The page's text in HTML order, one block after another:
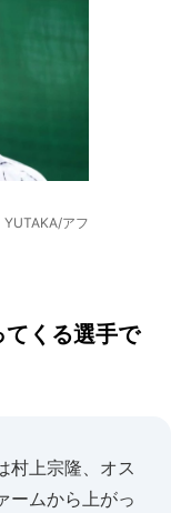
アフ
くる選手で
村上宗隆、オス
ームから上がっ